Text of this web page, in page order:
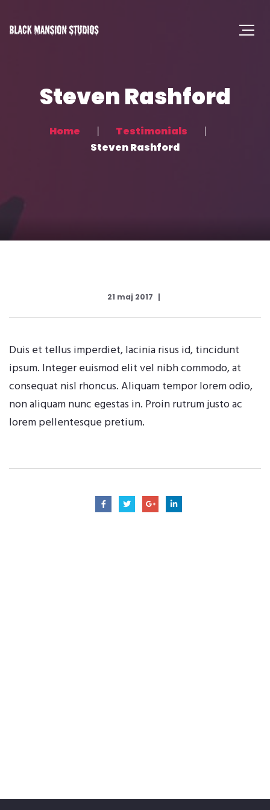
Steven Rashford
Home
Testimonials
Steven Rashford
21 maj 2017
Duis et tellus imperdiet, lacinia risus id, tincidunt
ipsum. Integer euismod elit vel nibh commodo, at
consequat nisl rhoncus. Aliquam tempor lorem odio,
non aliquam nunc egestas in. Proin rutrum justo ac
lorem pellentesque pretium.